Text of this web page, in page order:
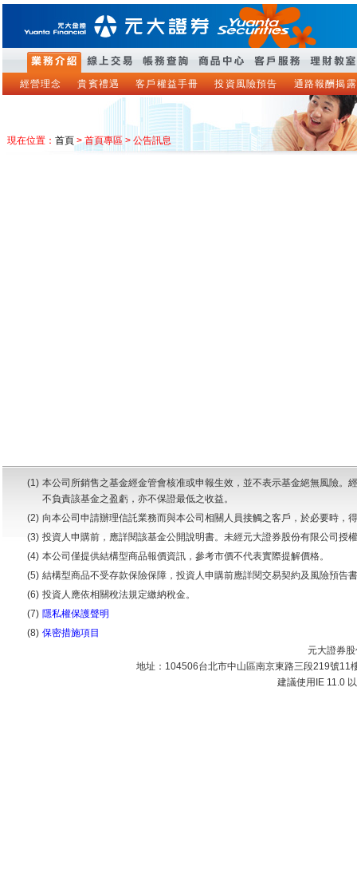
經營理念 貴賓禮遇 客戶權益手冊 投資風險預告 通路報酬揭露
現在位置： 首頁> 首頁專區 > 公告訊息
(1) 本公司所銷售之基金經金管會核准或申報生效，並不表示基金絕無風險
不負責該基金之盈虧，亦不保證最低之收益。
(2) 向本公司申請辦理信託業務而與本公司相關人員接觸之客戶，於必要時，
(3) 投資人申購前，應詳閱該基金公開說明書。未經元大證券股份有限公司授
(4) 本公司僅提供結構型商品報價資訊，參考市價不代表實際提解價格。
(5) 結構型商品不受存款保險保障，投資人申購前應詳閱交易契約及風險預告
(6) 投資人應依相關稅法規定繳納稅金。
(7) 隱私權保護聲明
(8) 保密措施項目
元大證券
地址：104506台北市中山區南京東路三段219號11
建議使用IE 11.0